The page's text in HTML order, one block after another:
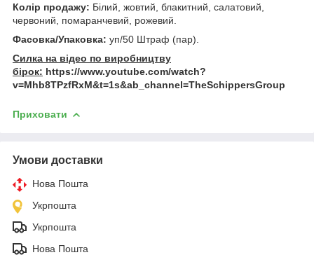
Колір продажу: Білий, жовтий, блакитний, салатовий,
червоний, помаранчевий, рожевий.
Фасовка/Упаковка: уп/50 Штраф (пар).
Силка на відео по виробництву
бірок: https://www.youtube.com/watch?
v=Mhb8TPzfRxM&t=1s&ab_channel=TheSchippersGroup
Приховати
Умови доставки
Нова Пошта
Укрпошта
Укрпошта
Нова Пошта